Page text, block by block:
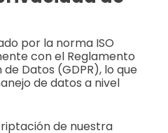
por la norma ISO
con el Reglamento
Datos (GDPR), lo que
de datos a nivel
de nuestra